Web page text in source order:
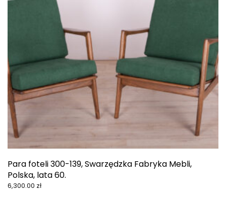
Para foteli 300-139, Swarzędzka Fabryka Mebli,
Polska, lata 60.
6,300.00 zł